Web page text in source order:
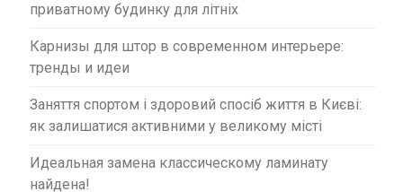
приватному будинку для літніх
Карнизы для штор в современном интерьере:
тренды и идеи
Заняття спортом і здоровий спосіб життя в Києві:
як залишатися активними у великому місті
Идеальная замена классическому ламинату
найдена!